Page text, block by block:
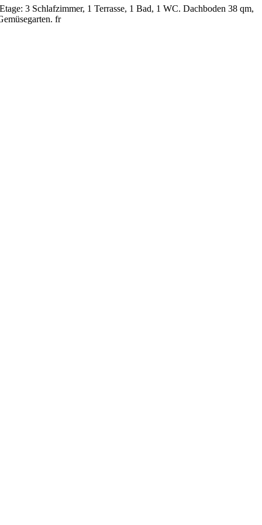
3 Schlafzimmer, 1 Terrasse, 1 Bad, 1 WC. Dachboden 38 qm,
fr